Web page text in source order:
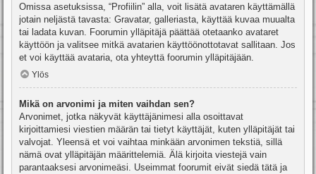
Omissa asetuksissa, “Profiilin” alla, voit lisätä avataren käyttämällä
jotain neljästä tavasta: Gravatar, galleriasta, käyttää kuvaa muualta
tai ladata kuvan. Foorumin ylläpitäjä päättää otetaanko avataret
käyttöön ja valitsee mitkä avatarien käyttöönottotavat sallitaan. Jos
et voi käyttää avataria, ota yhteyttä foorumin ylläpitäjään.
Ylös
Mikä on arvonimi ja miten vaihdan sen?
Arvonimet, jotka näkyvät käyttäjänimesi alla osoittavat
kirjoittamiesi viestien määrän tai tietyt käyttäjät, kuten ylläpitäjät tai
valvojat. Yleensä et voi vaihtaa minkään arvonimen tekstiä, sillä
nämä ovat ylläpitäjän määrittelemiä. Älä kirjoita viestejä vain
parantaaksesi arvonimeäsi. Useimmat foorumit eivät siedä tätä ja